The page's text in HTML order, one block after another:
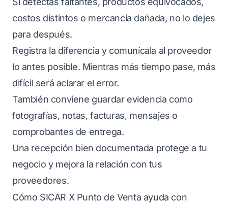
costos distintos o mercancía dañada, no lo dejes
para después.
Registra la diferencia y comunícala al proveedor
lo antes posible. Mientras más tiempo pase, más
difícil será aclarar el error.
También conviene guardar evidencia como
fotografías, notas, facturas, mensajes o
comprobantes de entrega.
Una recepción bien documentada protege a tu
negocio y mejora la relación con tus
proveedores.
Cómo SICAR X Punto de Venta ayuda con